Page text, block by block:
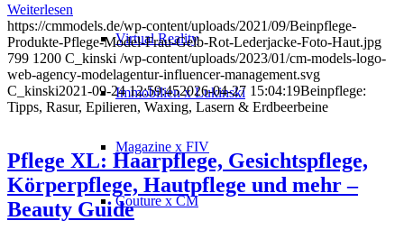
Virtual Reality
Immobilien x Lukinski
Magazine x FIV
Couture x CM
Weiterlesen
https://cmmodels.de/wp-content/uploads/2021/09/Beinpflege-
Produkte-Pflege-Model-Frau-Gelb-Rot-Lederjacke-Foto-Haut.jpg
799 1200 C_kinski /wp-content/uploads/2023/01/cm-models-logo-
web-agency-modelagentur-influencer-management.svg
C_kinski2021-09-24 12:59:452026-04-27 15:04:19Beinpflege:
Tipps, Rasur, Epilieren, Waxing, Lasern & Erdbeerbeine
Pflege XL: Haarpflege, Gesichtspflege,
Körperpflege, Hautpflege und mehr –
Beauty Guide